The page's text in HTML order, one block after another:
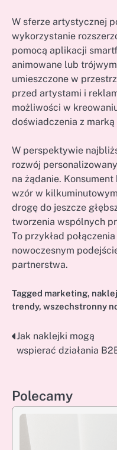
W sferze artystycznej
wykorzystanie
pomocą aplikacji
animowane lub
umieszczone w
przed artystami i
możliwości w
doświadczenia z
W perspektywie
rozwój
na żądanie.
wzór w
drogę do jeszcze
tworzenia wspólnych
To przykład
nowoczesnym
partnerstwa.
Tagged marketing,
trendy, wszechstronny
Nawigacja
wpisu
Jak naklejki mogą
wspierać działania
Polecamy